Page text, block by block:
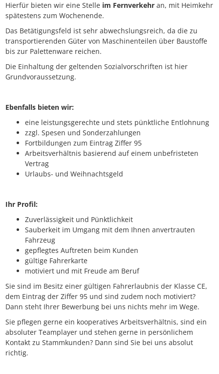
Hierfür bieten wir eine Stelle im Fernverkehr an, mit Heimkehr
spätestens zum Wochenende.
Das Betätigungsfeld ist sehr abwechslungsreich, da die zu
transportierenden Güter von Maschinenteilen über Baustoffe
bis zur Palettenware reichen.
Die Einhaltung der geltenden Sozialvorschriften ist hier
Grundvoraussetzung.
Ebenfalls bieten wir:
eine leistungsgerechte und stets pünktliche Entlohnung
zzgl. Spesen und Sonderzahlungen
Fortbildungen zum Eintrag Ziffer 95
Arbeitsverhältnis basierend auf einem unbefristeten
Vertrag
Urlaubs- und Weihnachtsgeld
Ihr Profil:
Zuverlässigkeit und Pünktlichkeit
Sauberkeit im Umgang mit dem Ihnen anvertrauten
Fahrzeug
gepflegtes Auftreten beim Kunden
gültige Fahrerkarte
motiviert und mit Freude am Beruf
Sie sind im Besitz einer gültigen Fahrerlaubnis der Klasse CE,
dem Eintrag der Ziffer 95 und sind zudem noch motiviert?
Dann steht Ihrer Bewerbung bei uns nichts mehr im Wege.
Sie pflegen gerne ein kooperatives Arbeitsverhältnis, sind ein
absoluter Teamplayer und stehen gerne in persönlichem
Kontakt zu Stammkunden? Dann sind Sie bei uns absolut
richtig.